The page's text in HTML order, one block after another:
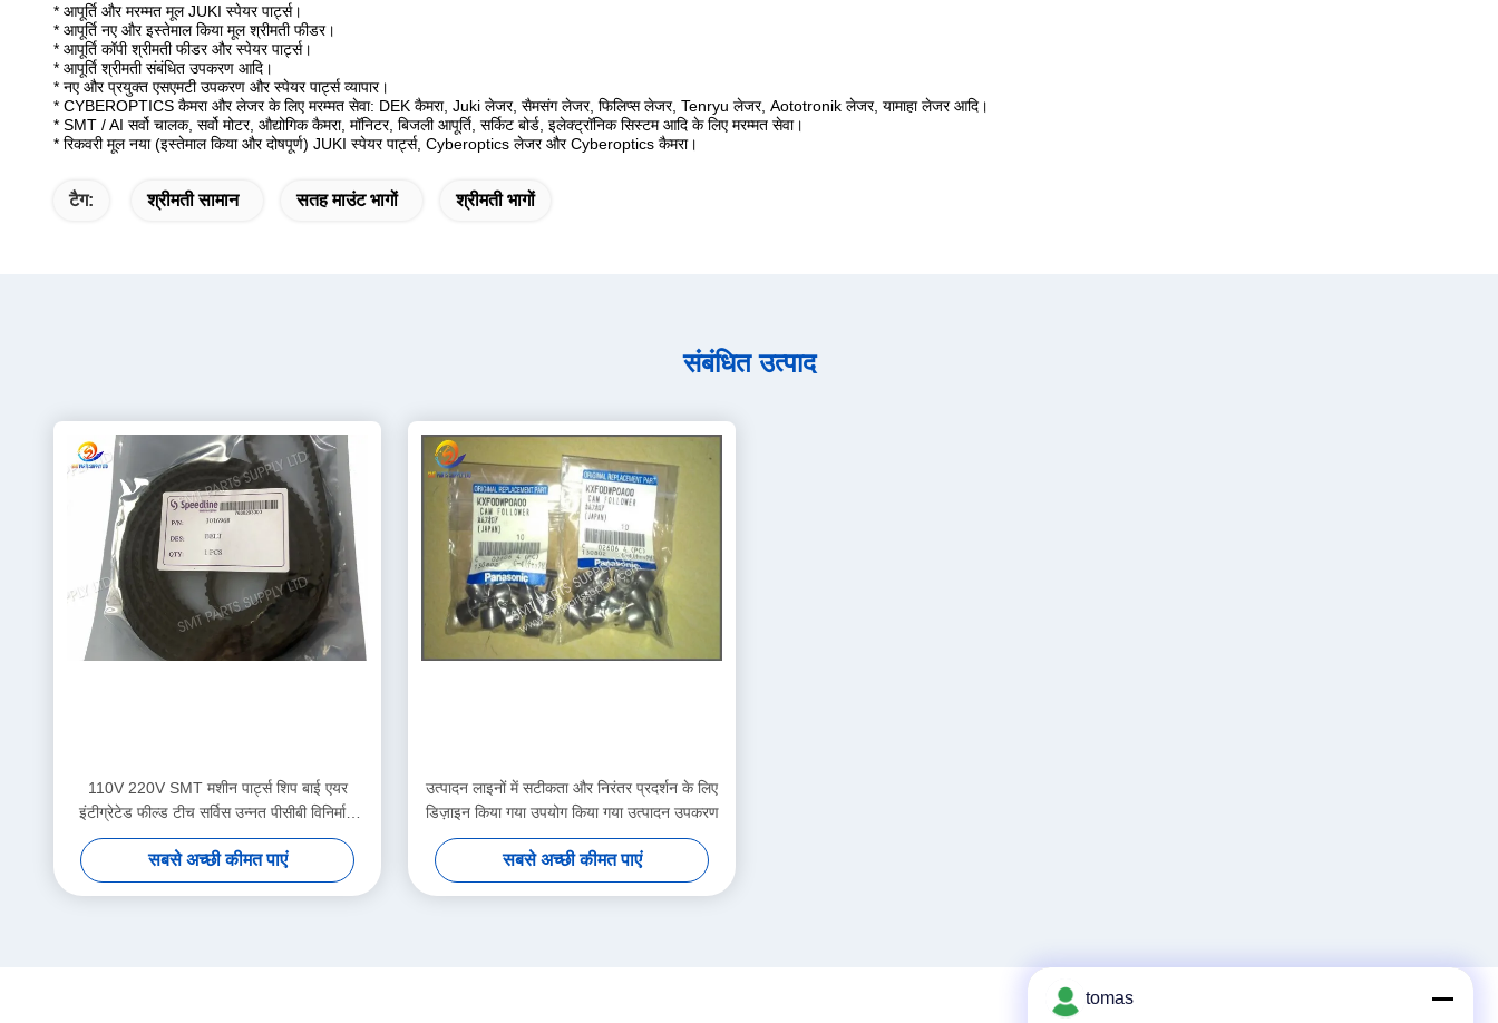
* आपूर्ति और मरम्मत मूल JUKI स्पेयर पार्ट्स।
* आपूर्ति नए और इस्तेमाल किया मूल श्रीमती फीडर।
* आपूर्ति कॉपी श्रीमती फीडर और स्पेयर पार्ट्स।
* आपूर्ति श्रीमती संबंधित उपकरण आदि।
* नए और प्रयुक्त एसएमटी उपकरण और स्पेयर पार्ट्स व्यापार।
* CYBEROPTICS कैमरा और लेजर के लिए मरम्मत सेवा: DEK कैमरा, Juki लेजर, सैमसंग लेजर, फिलिप्स लेजर, Tenryu लेजर, Aototronik लेजर, यामाहा लेजर आदि।
* SMT / AI सर्वो चालक, सर्वो मोटर, औद्योगिक कैमरा, मॉनिटर, बिजली आपूर्ति, सर्किट बोर्ड, इलेक्ट्रॉनिक सिस्टम आदि के लिए मरम्मत सेवा।
* रिकवरी मूल नया (इस्तेमाल किया और दोषपूर्ण) JUKI स्पेयर पार्ट्स, Cyberoptics लेजर और Cyberoptics कैमरा।
टैग: श्रीमती सामान सतह माउंट भागों श्रीमती भागों
संबंधित उत्पाद
110V 220V SMT मशीन पार्ट्स शिप बाई एयर
इंटीग्रेटेड फील्ड टीच सर्विस उन्नत पीसीबी विनिर्माण
प्रक्रियाओं का समर्थन करती है
सबसे अच्छी कीमत पाएं
उत्पादन लाइनों में सटीकता और निरंतर प्रदर्शन के लिए
डिज़ाइन किया गया उपयोग किया गया उत्पादन उपकरण
सबसे अच्छी कीमत पाएं
tomas